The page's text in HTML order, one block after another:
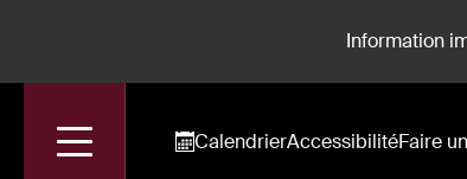
Information
CalendrierAccessibilitéFaire
Accueil Spectacles Pleine Nuit